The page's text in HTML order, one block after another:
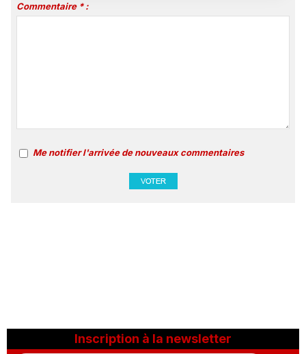
Commentaire * :
Me notifier l'arrivée de nouveaux commentaires
Inscription à la newsletter